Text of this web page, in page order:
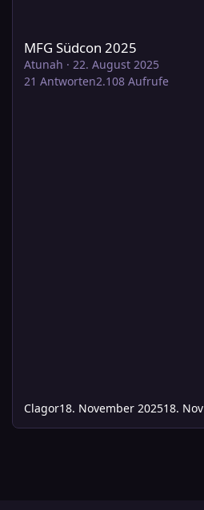
MFG Südcon 2025
Atunah · 22. August 2025
21 Antworten2.108 Aufrufe
Clagor18. November 202518. Nov